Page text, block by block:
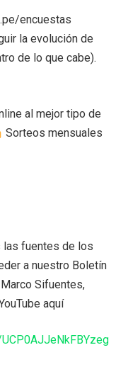
encuestas
la evolución de
de lo que cabe).
al mejor tipo de
Sorteos mensuales
las fuentes de los
a nuestro Boletín
Sifuentes,
aquí